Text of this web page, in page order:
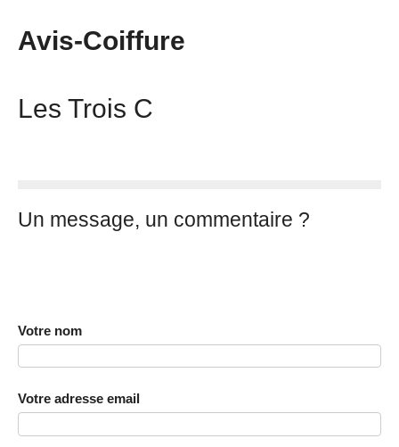
Avis-Coiffure
Les Trois C
Un message, un commentaire ?
Votre nom
Votre adresse email